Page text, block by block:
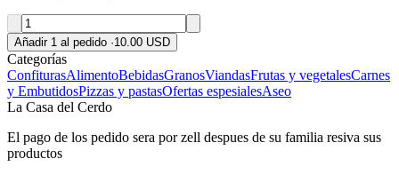
Añadir 1 al pedido ·10.00 USD
Categorías
ConfiturasAlimentoBebidasGranosViandasFrutas y vegetalesCarnes
y EmbutidosPizzas y pastasOfertas espesialesAseo
La Casa del Cerdo
El pago de los pedido sera por zell despues de su familia resiva sus
productos